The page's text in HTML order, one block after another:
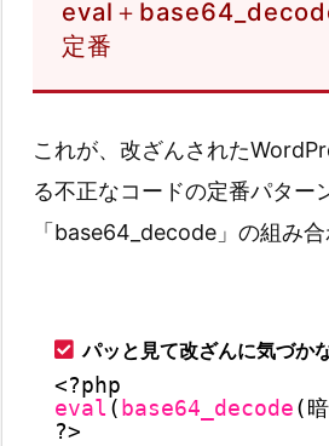
eval＋
定番
これが、改ざんされた
る不正なコードの定番パター
「base64_decode」の組み合
パッと見て改ざんに気づか
<?php
eval ( base64_decode(
?>